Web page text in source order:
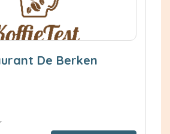
De Berken